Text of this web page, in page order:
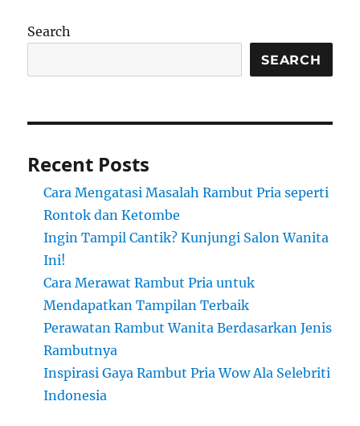
Search
SEARCH
Recent Posts
Cara Mengatasi Masalah Rambut Pria seperti
Rontok dan Ketombe
Ingin Tampil Cantik? Kunjungi Salon Wanita
Ini!
Cara Merawat Rambut Pria untuk
Mendapatkan Tampilan Terbaik
Perawatan Rambut Wanita Berdasarkan Jenis
Rambutnya
Inspirasi Gaya Rambut Pria Wow Ala Selebriti
Indonesia